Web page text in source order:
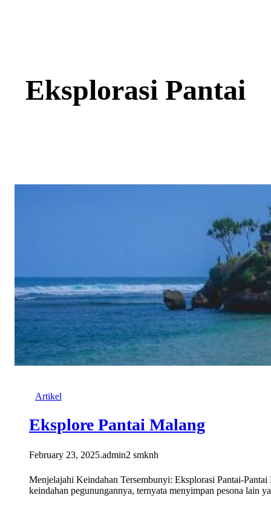
Eksplorasi Pantai
Artikel
Eksplore Pantai Malang
February 23, 2025.admin2 smknh
Menjelajahi Keindahan Tersembunyi: Eksplorasi Pantai-
keindahan pegunungannya, ternyata menyimpan pesona lain